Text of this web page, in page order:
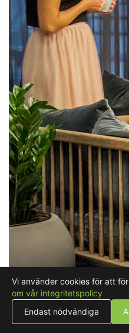
Vi använder cookies för att
om vår integritetspolicy
Endast nödvändiga